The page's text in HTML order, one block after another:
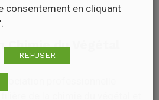
Chimie du Végétal
professionnelle
consentement en cliquant
REFUSER